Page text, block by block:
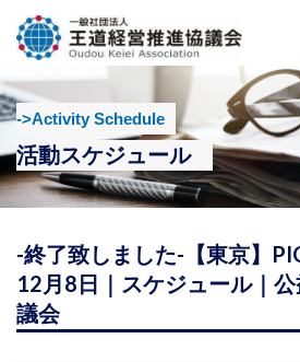
->Activity Schedule
活動スケジュール
-終了致しました-【東京】
12月8日｜スケジュール｜
議会